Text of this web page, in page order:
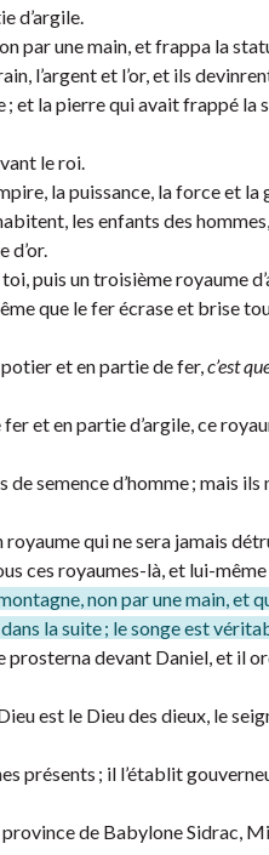
d’argile.
par une main, et frappa la
l’argent et l’or, et ils
; et la pierre qui avait frappé
le roi.
la puissance, la force et la
les enfants des
d’or.
puis un troisième royaume
que le fer écrase et brise
et en partie de fer, c’est
et en partie d’argile, ce
de semence d’homme ; mais
royaume qui ne sera jamais
ces royaumes-là, et lui-même
non par une main, et
la suite ; le songe est
devant Daniel, et il
est le Dieu des dieux, le
présents ; il l’établit
de Babylone Sidrac,